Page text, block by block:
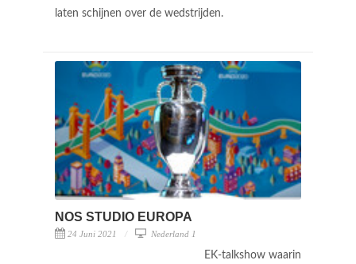
laten schijnen over de wedstrijden.
NOS STUDIO EUROPA
24 Juni 2021 Nederland 1
EK-talkshow waarin